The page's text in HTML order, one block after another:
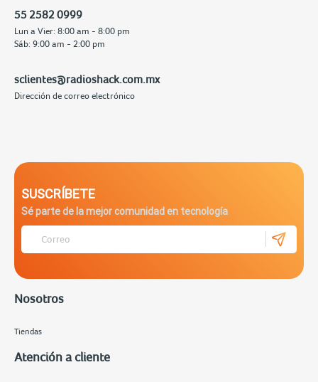
55 2582 0999
Lun a Vier: 8:00 am - 8:00 pm
Sáb: 9:00 am - 2:00 pm
sclientes@radioshack.com.mx
Dirección de correo electrónico
SUSCRÍBETE
Sé parte de la mejor comunidad en tecnología
Nosotros
Tiendas
Atención a cliente